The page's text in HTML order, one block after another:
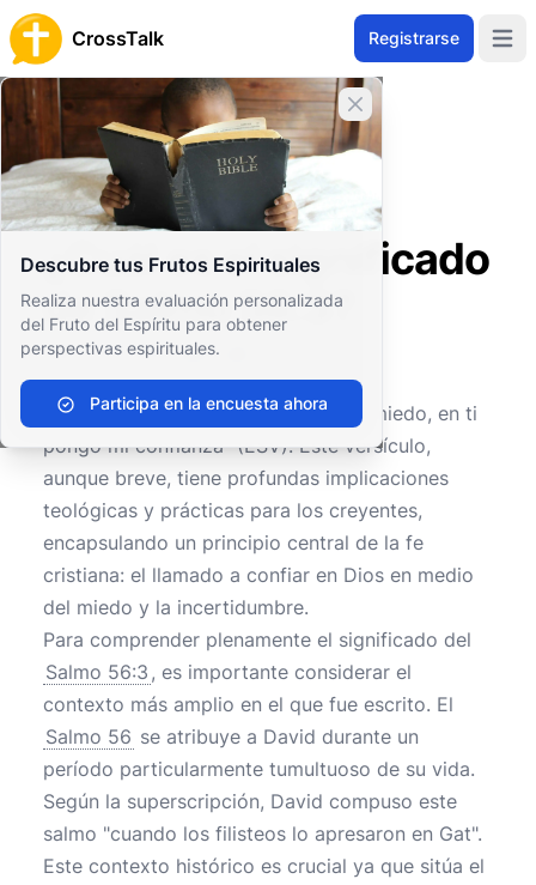
CrossTalk Registrarse
Cerrar banner
Descubre tus Frutos Espirituales
Realiza nuestra evaluación personalizada
del Fruto del Espíritu para obtener
perspectivas espirituales.
Participa en la encuesta ahora
Inicio
Archivo de Preguntas
Antiguo Testamento
Sabiduría y Poesía
¿Cuál es el significado de Salmo 56:3?
¿Cuál es el significado
de Salmo 56:3?
0 0 211
ElSalmo 56:3dice: "Cuando tengo miedo, en ti
pongo mi confianza" (ESV). Este versículo,
aunque breve, tiene profundas implicaciones
teológicas y prácticas para los creyentes,
encapsulando un principio central de la fe
cristiana: el llamado a confiar en Dios en medio
del miedo y la incertidumbre.
Para comprender plenamente el significado del
Salmo 56:3 , es importante considerar el
contexto más amplio en el que fue escrito. El
Salmo 56 se atribuye a David durante un
período particularmente tumultuoso de su vida.
Según la superscripción, David compuso este
salmo "cuando los filisteos lo apresaron en Gat".
Este contexto histórico es crucial ya que sitúa el